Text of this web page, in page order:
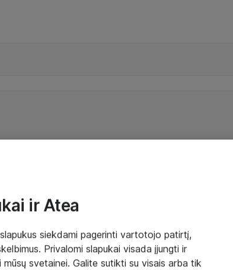
ir Atea
siekdami pagerinti vartotojo patirtį,
Privalomi slapukai visada įjungti ir
svetainei. Galite sutikti su visais arba tik